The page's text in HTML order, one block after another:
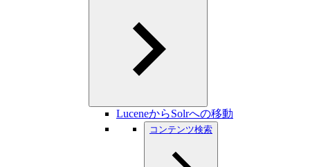
LuceneからSolrへの移動
コンテンツ検索